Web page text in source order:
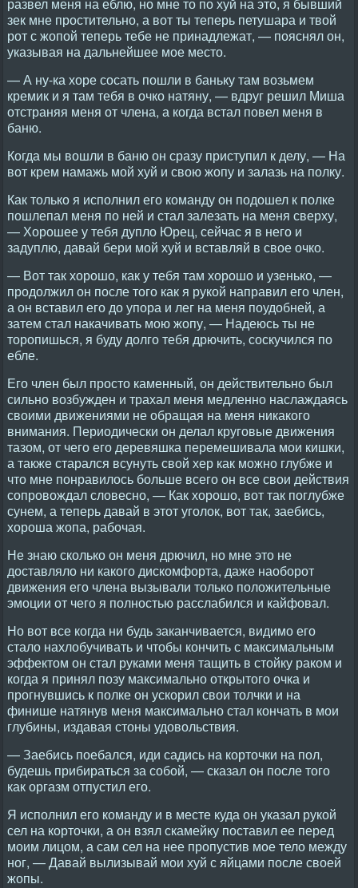
зек мне простительно, а вот ты теперь петушара и твой
рот с жопой теперь тебе не принадлежат, — пояснял он,
указывая на дальнейшее мое место.
— А ну-ка хоре сосать пошли в баньку там возьмем
кремик и я там тебя в очко натяну, — вдруг решил Миша
отстраняя меня от члена, а когда встал повел меня в
баню.
Когда мы вошли в баню он сразу приступил к делу, — На
вот крем намажь мой хуй и свою жопу и залазь на полку.
Как только я исполнил его команду он подошел к полке
пошлепал меня по ней и стал залезать на меня сверху,
— Хорошее у тебя дупло Юрец, сейчас я в него и
задуплю, давай бери мой хуй и вставляй в свое очко.
— Вот так хорошо, как у тебя там хорошо и узенько, —
продолжил он после того как я рукой направил его член,
а он вставил его до упора и лег на меня поудобней, а
затем стал накачивать мою жопу, — Надеюсь ты не
торопишься, я буду долго тебя дрючить, соскучился по
ебле.
Его член был просто каменный, он действительно был
сильно возбужден и трахал меня медленно наслаждаясь
своими движениями не обращая на меня никакого
внимания. Периодически он делал круговые движения
тазом, от чего его деревяшка перемешивала мои кишки,
а также старался всунуть свой хер как можно глубже и
что мне понравилось больше всего он все свои действия
сопровождал словесно, — Как хорошо, вот так поглубже
сунем, а теперь давай в этот уголок, вот так, заебись,
хороша жопа, рабочая.
Не знаю сколько он меня дрючил, но мне это не
доставляло ни какого дискомфорта, даже наоборот
движения его члена вызывали только положительные
эмоции от чего я полностью расслабился и кайфовал.
Но вот все когда ни будь заканчивается, видимо его
стало нахлобучивать и чтобы кончить с максимальным
эффектом он стал руками меня тащить в стойку раком и
когда я принял позу максимально открытого очка и
прогнувшись к полке он ускорил свои толчки и на
финише натянув меня максимально стал кончать в мои
глубины, издавая стоны удовольствия.
— Заебись поебался, иди садись на корточки на пол,
будешь прибираться за собой, — сказал он после того
как оргазм отпустил его.
Я исполнил его команду и в месте куда он указал рукой
сел на корточки, а он взял скамейку поставил ее перед
моим лицом, а сам сел на нее пропустив мое тело между
ног, — Давай вылизывай мои хуй с яйцами после своей
жопы.